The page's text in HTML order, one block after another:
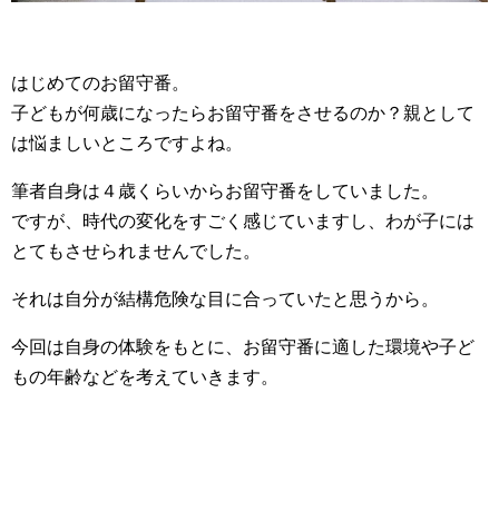
はじめてのお留守番。
子どもが何歳になったらお留守番をさせるのか？親として
は悩ましいところですよね。
筆者自身は４歳くらいからお留守番をしていました。
ですが、時代の変化をすごく感じていますし、わが子には
とてもさせられませんでした。
それは自分が結構危険な目に合っていたと思うから。
今回は自身の体験をもとに、お留守番に適した環境や子ど
もの年齢などを考えていきます。